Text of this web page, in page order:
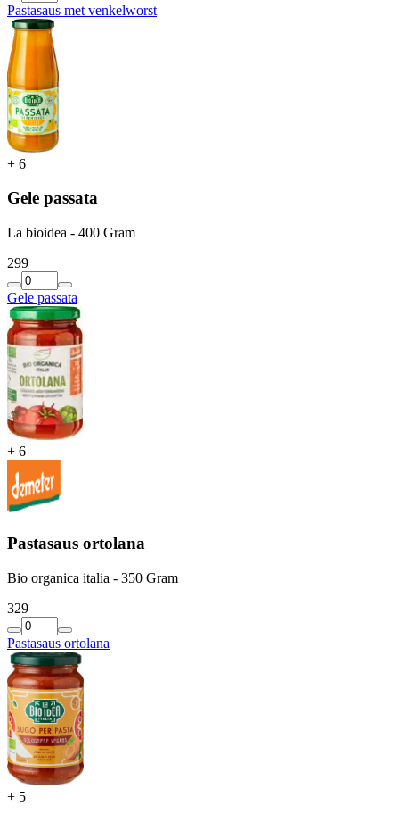
Pastasaus met venkelworst
+ 6
Gele passata
La bioidea - 400 Gram
299
Gele passata
+ 6
Pastasaus ortolana
Bio organica italia - 350 Gram
329
Pastasaus ortolana
+ 5